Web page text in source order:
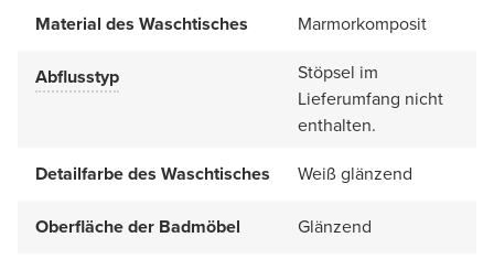
Material des Waschtisches Marmorkomposit
Abflusstyp
Stöpsel im
Lieferumfang nicht
enthalten.
Detailfarbe des Waschtisches
Weiß glänzend
Oberfläche der Badmöbel Glänzend